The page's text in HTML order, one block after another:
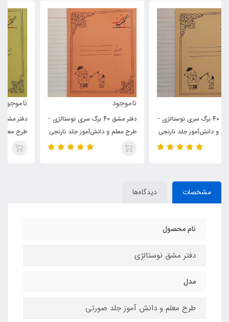
دفتر مشق 40 برگ سری نوستالژی -
طرح معلم و دانش‌آموز جلد نارنجی
دفتر مشق 40 برگ سری نوستالژی -
طرح معلم و دانش‌آموز جلد زرد
مشخصات دیدگاه‌ها
نام محصول
دفتر مشق نوستالژی
مدل
طرح معلم و دانش آموز جلد صورتی